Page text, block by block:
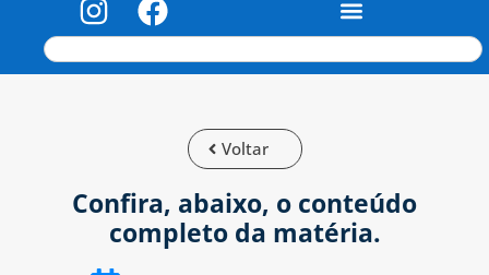
Voltar
Confira, abaixo, o conteúdo
completo da matéria.